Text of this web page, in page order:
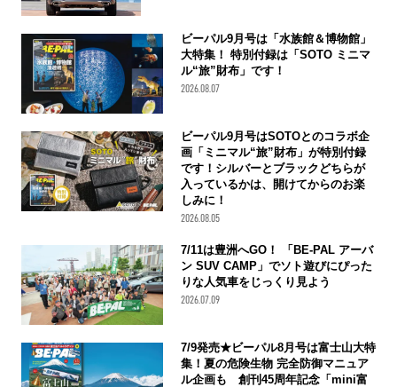
ビーパル9月号は「水族館＆博物館」
大特集！ 特別付録は「SOTO ミニマ
ル“旅”財布」です！
2026.08.07
ビーパル9月号はSOTOとのコラボ企
画「ミニマル“旅”財布」が特別付録
です！シルバーとブラックどちらが
入っているかは、開けてからのお楽
しみに！
2026.08.05
7/11は豊洲へGO！ 「BE-PAL アーバ
ン SUV CAMP」でソト遊びにぴった
りな人気車をじっくり見よう
2026.07.09
7/9発売★ビーパル8月号は富士山大特
集！夏の危険生物 完全防御マニュア
ル企画も 創刊45周年記念「mini富